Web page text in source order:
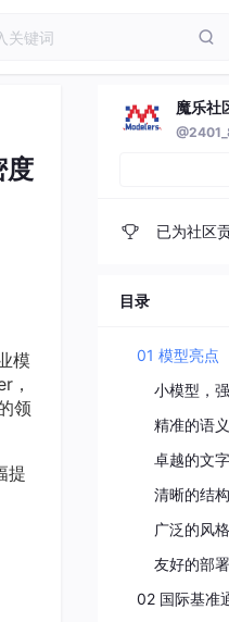
度
模
，
领
提
魔乐社
已为社区
目录
01 模型亮点
小模型，
精准的语
卓越的文
清晰的结
广泛的风
友好的部
02 国际基准